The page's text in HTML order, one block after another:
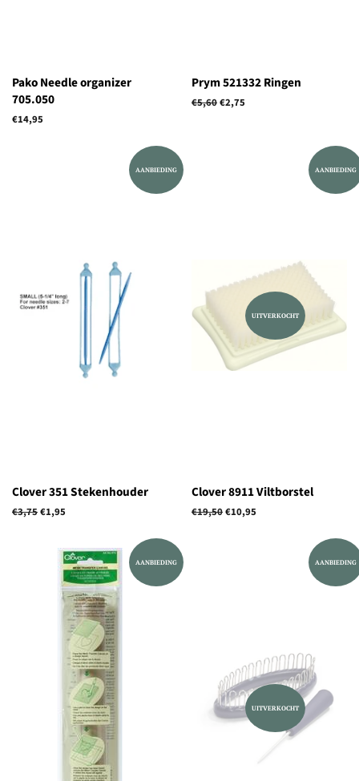
Pako Needle organizer
705.050
Normale
€14,95
Prym 521332 Ringen
Normale
€5,60Aanbiedingsprijs
€2,75
AANBIEDING
Clover 351 Stekenhouder
Normale
€3,75Aanbiedingsprijs
€1,95
AANBIEDING
UITVERKOCHT
Clover 8911 Viltborstel
Normale
€19,50Aanbiedingsprijs
€10,95
AANBIEDING AANBIEDING
UITVERKOCHT